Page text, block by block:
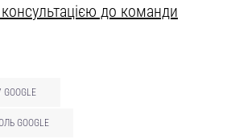
до команди
GOOGLE